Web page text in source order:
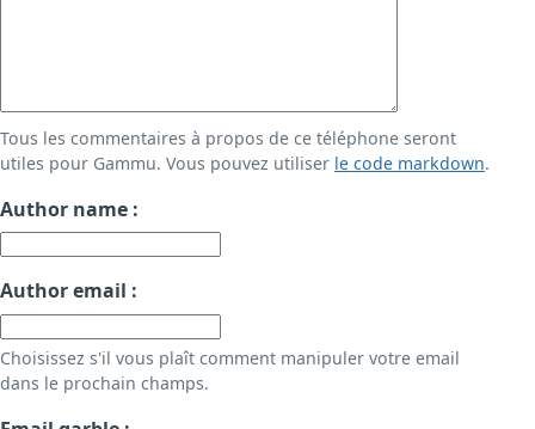
Tous les commentaires à propos de ce téléphone seront
utiles pour Gammu. Vous pouvez utiliser le code markdown.
Author name :
Author email :
Choisissez s'il vous plaît comment manipuler votre email
dans le prochain champs.